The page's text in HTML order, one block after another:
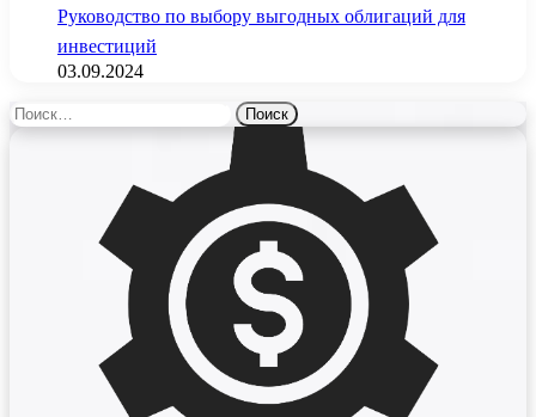
Руководство по выбору выгодных облигаций для
инвестиций
03.09.2024
Найти: